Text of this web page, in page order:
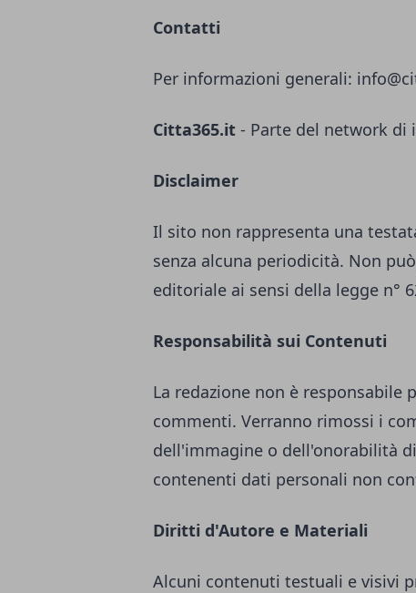
Contatti
Per informazioni generali:
Citta365.it - Parte del network di
Disclaimer
Il sito non rappresenta una
senza alcuna periodicità. Non
editoriale ai sensi della legge n°
Responsabilità sui Contenuti
La redazione non è
commenti. Verranno rimossi i
dell'immagine o dell'onorabilità
contenenti dati personali non
Diritti d'Autore e Materiali
Alcuni contenuti testuali e visivi